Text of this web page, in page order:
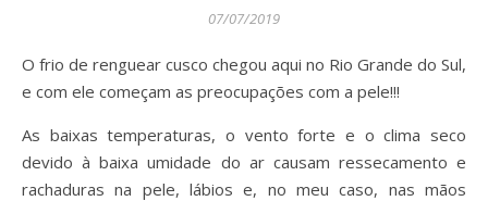
07/07/2019
O frio de renguear cusco chegou aqui no Rio Grande do Sul,
e com ele começam as preocupações com a pele!!!
As baixas temperaturas, o vento forte e o clima seco
devido à baixa umidade do ar causam ressecamento e
rachaduras na pele, lábios e, no meu caso, nas mãos